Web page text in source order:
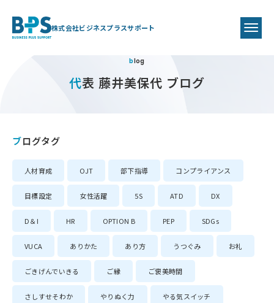
株式会社ビジネスプラスサポート
blog
代表 藤井美保代 ブログ
ブログタグ
人材育成 OJT 部下指導 コンプライアンス
目標設定 女性活躍 5S ATD DX
D＆I HR OPTION B PEP SDGs
VUCA ありかた あり方 うつぐみ お礼
ごきげんでいきる ご縁 ご褒美時間
さしすせそわか やりぬく力 やる気スイッチ